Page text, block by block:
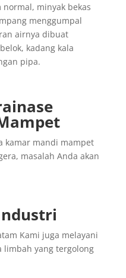
minyak bekas
menggumpal
airnya dibuat
kadang kala
pipa.
kamar mandi mampet
masalah Anda akan
Kami juga melayani
yang tergolong